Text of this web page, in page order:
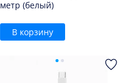
метр (белый)
В корзину